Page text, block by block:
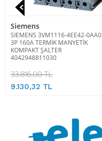
Siemens
SIEMENS 3VM1116-4EE42-0AA0
3P 160A TERMİK MANYETİK
KOMPAKT ŞALTER
4042948811030
33.816,00 TL
9.130,32 TL